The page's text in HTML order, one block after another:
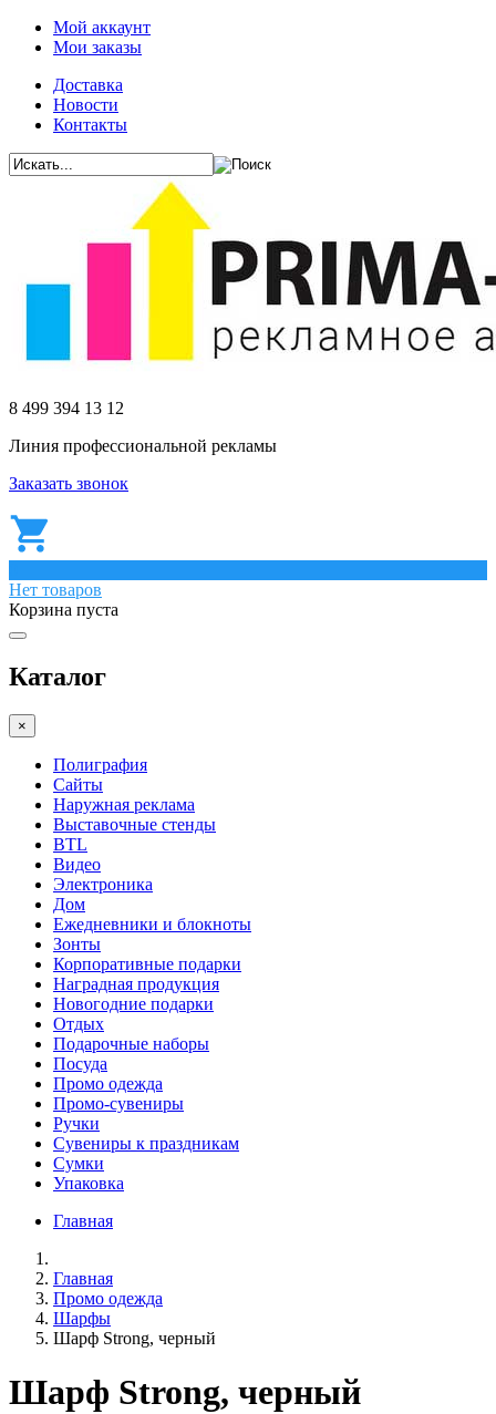
Мой аккаунт
Мои заказы
Доставка
Новости
Контакты
8 499 394 13 12
Линия профессиональной рекламы
Заказать звонок
Нет товаров
Корзина пуста
Каталог
×
Полиграфия
Сайты
Наружная реклама
Выставочные стенды
BTL
Видео
Электроника
Дом
Ежедневники и блокноты
Зонты
Корпоративные подарки
Наградная продукция
Новогодние подарки
Отдых
Подарочные наборы
Посуда
Промо одежда
Промо-сувениры
Ручки
Сувениры к праздникам
Сумки
Упаковка
Главная
Главная
Промо одежда
Шарфы
Шарф Strong, черный
Шарф Strong, черный